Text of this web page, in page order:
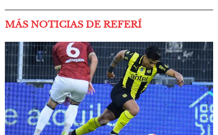
MÁS NOTICIAS DE REFERÍ